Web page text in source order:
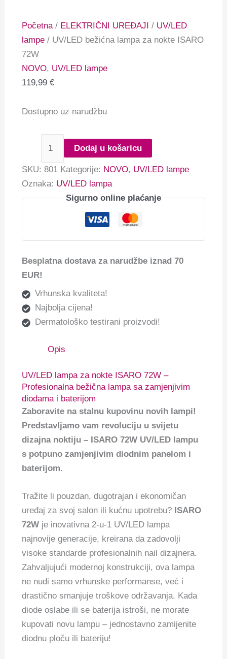
Početna / ELEKTRIČNI UREĐAJI / UV/LED
lampe / UV/LED bežićna lampa za nokte ISARO
72W
NOVO, UV/LED lampe
119,99€
Dostupno uz narudžbu
Dodaj u košaricu
SKU:801 Kategorije: NOVO, UV/LED lampe
Oznaka: UV/LED lampa
Sigurno online plaćanje
Besplatna dostava za narudžbe iznad 70
EUR!
Vrhunska kvaliteta!
Najbolja cijena!
Dermatološko testirani proizvodi!
Opis
UV/LED lampa za nokte ISARO 72W –
Profesionalna bežična lampa sa zamjenjivim
diodama i baterijom
Zaboravite na stalnu kupovinu novih lampi!
Predstavljamo vam revoluciju u svijetu
dizajna noktiju – ISARO 72W UV/LED lampu
s potpuno zamjenjivim diodnim panelom i
baterijom.
Tražite li pouzdan, dugotrajan i ekonomičan
uređaj za svoj salon ili kućnu upotrebu? ISARO
72W je inovativna 2-u-1 UV/LED lampa
najnovije generacije, kreirana da zadovolji
visoke standarde profesionalnih nail dizajnera.
Zahvaljujući modernoj konstrukciji, ova lampa
ne nudi samo vrhunske performanse, već i
drastično smanjuje troškove održavanja. Kada
diode oslabe ili se baterija istroši, ne morate
kupovati novu lampu – jednostavno zamijenite
diodnu ploču ili bateriju!